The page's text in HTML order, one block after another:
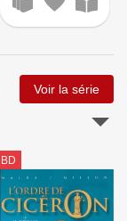
Voir la série
BD